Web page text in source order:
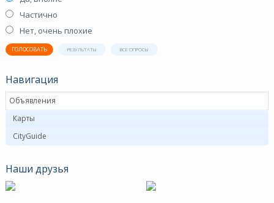
Частично
Нет, очень плохие
ГОЛОСОВАТЬ РЕЗУЛЬТАТЫ ВСЕ ОПРОСЫ
Навигация
Объявления
Карты
CityGuide
Наши друзья